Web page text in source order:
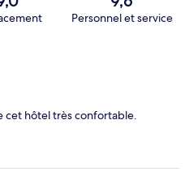
Personnel et service
cet hôtel très confortable.